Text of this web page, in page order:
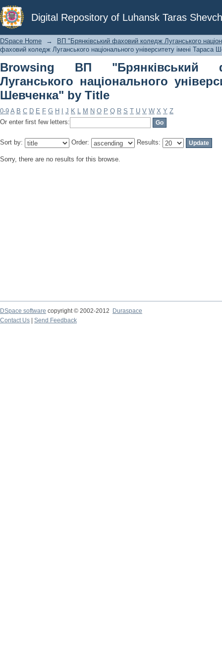
Digital Repository of Luhansk Taras
Browsing ВП "Брянківський
університету імені Тараса
DSpace Home →
ВП "Брянківський фаховий коледж Луганського
фаховий коледж Луганського національного університету імені Тараса
Browsing ВП "Брянківський
Луганського національного
Шевченка" by Title
0-9 A B C D E F G H J K L M N O P Q R S T U V W X Y Z
Or enter first few letters:
Sort by: Order: Results:
Sorry, there are no results for this browse.
DSpace software copyright © 2002-2012
Duraspace
Contact Us
Send Feedback